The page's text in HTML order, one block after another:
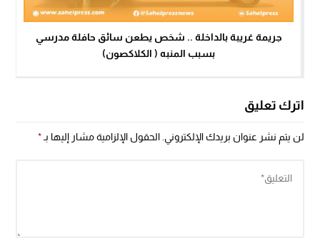
جريمة غريبة بالداخلة .. شخص يطعن سائق حافلة مدرسي
بسبب المنبه ( الكلاكصون)
اترك تعليق
لن يتم نشر عنوان بريدك الإلكتروني. الحقول الإلزامية مشار إليها بـ*